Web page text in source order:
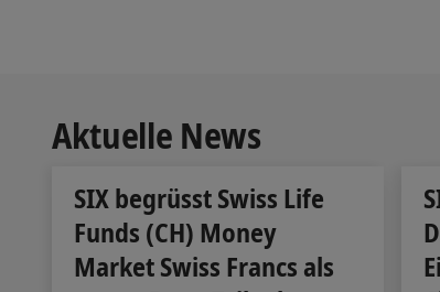
Aktuelle News
SIX begrüsst Swiss Life
Funds (CH) Money
Market Swiss Francs als